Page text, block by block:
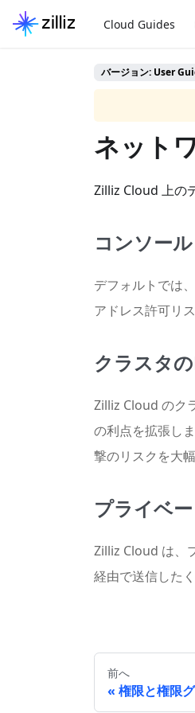
Cloud Guides
バージョン: User
ネット
Zilliz Cloud 上の
コンソー
デフォルトでは
アドレス許可リ
クラスタ
Zilliz Cloud のク
の利点を拡張し
撃のリスクを大
プライベ
Zilliz Cloud は、
経由で送信した
前へ
権限と権限